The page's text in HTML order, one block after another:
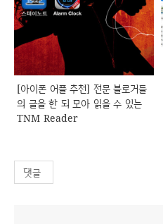
[아이폰 어플 추천] 전문 블로거들
의 글을 한 되 모아 읽을 수 있는
TNM Reader
댓글